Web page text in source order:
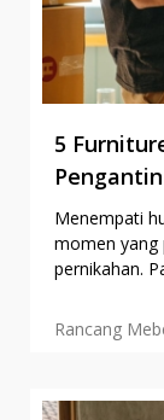
5
Menempati
momen yang
pernikahan.
Rancang